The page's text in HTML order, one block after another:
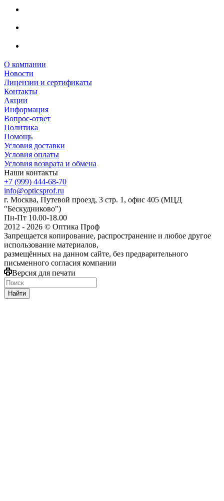
О компании
Новости
Лицензии и сертификаты
Контакты
Акции
Информация
Вопрос-ответ
Политика
Помощь
Условия доставки
Условия оплаты
Условия возврата и обмена
Наши контакты
+7 (999) 444-68-70
info@opticsprof.ru
г. Москва, Путевой проезд, 3 стр. 1, офис 405 (МЦД
"Бескудниково")
Пн-Пт 10.00-18.00
2012 - 2026 © Оптика Проф
Запрещается копирование, распространение и любое другое
использование материалов,
размещённых на данном сайте, без предварительного
письменного согласия компании
Версия для печати
Найти